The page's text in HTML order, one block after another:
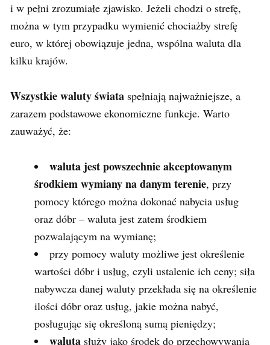
i w pełni zrozumiałe zjawisko. Jeżeli chodzi o strefę,
można w tym przypadku wymienić chociażby strefę
euro, w której obowiązuje jedna, wspólna waluta dla
kilku krajów.
Wszystkie waluty świata spełniają najważniejsze, a
zarazem podstawowe ekonomiczne funkcje. Warto
zauważyć, że:
waluta jest powszechnie akceptowanym
środkiem wymiany na danym terenie, przy
pomocy którego można dokonać nabycia usług
oraz dóbr – waluta jest zatem środkiem
pozwalającym na wymianę;
przy pomocy waluty możliwe jest określenie
wartości dóbr i usług, czyli ustalenie ich ceny; siła
nabywcza danej waluty przekłada się na określenie
ilości dóbr oraz usług, jakie można nabyć,
posługując się określoną sumą pieniędzy;
waluta służy jako środek do przechowywania